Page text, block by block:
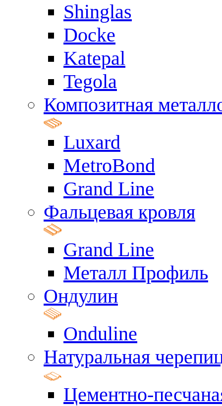
Shinglas
Docke
Katepal
Tegola
Композитная
Luxard
MetroBond
Grand Line
Фальцевая кровля
Grand Line
Металл Профиль
Ондулин
Onduline
Натуральная
Цементно-